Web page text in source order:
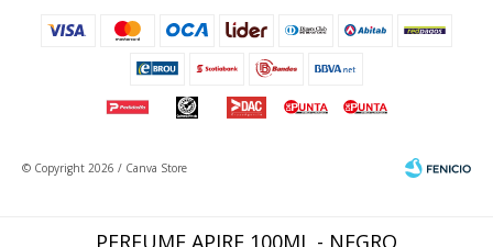
PERFUME APIRE 100ML - NEGRO
© Copyright 2026 / Canva Store